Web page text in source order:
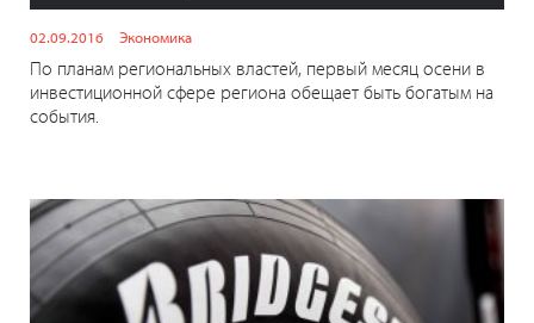
02.09.2016 Экономика
По планам региональных властей, первый месяц осени в
инвестиционной сфере региона обещает быть богатым на
события.